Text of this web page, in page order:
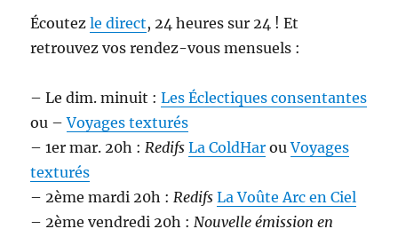
Écoutezle direct, 24 heures sur 24 ! Et
retrouvez vos rendez-vous mensuels :
– Le dim. minuit :Les Éclectiques consentantes
ou –Voyages texturés
– 1er mar. 20h :Redifs La ColdHar ouVoyages
texturés
– 2ème mardi 20h :Redifs La Voûte Arc en Ciel
– 2ème vendredi 20h :Nouvelle émission en